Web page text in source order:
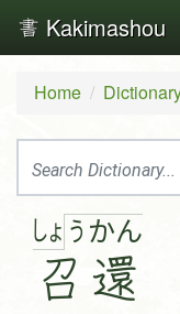
Kakimashou
Home
しょ う
召
かん
還